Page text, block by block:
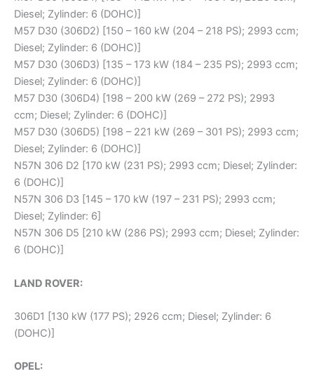
Diesel; Zylinder: 6 (DOHC)]
M57 D30 (306D2) [150 – 160 kW (204 – 218 PS); 2993 ccm;
Diesel; Zylinder: 6 (DOHC)]
M57 D30 (306D3) [135 – 173 kW (184 – 235 PS); 2993 ccm;
Diesel; Zylinder: 6 (DOHC)]
M57 D30 (306D4) [198 – 200 kW (269 – 272 PS); 2993
ccm; Diesel; Zylinder: 6 (DOHC)]
M57 D30 (306D5) [198 – 221 kW (269 – 301 PS); 2993 ccm;
Diesel; Zylinder: 6 (DOHC)]
N57N 306 D2 [170 kW (231 PS); 2993 ccm; Diesel; Zylinder:
6 (DOHC)]
N57N 306 D3 [145 – 170 kW (197 – 231 PS); 2993 ccm;
Diesel; Zylinder: 6]
N57N 306 D5 [210 kW (286 PS); 2993 ccm; Diesel; Zylinder:
6 (DOHC)]
LAND ROVER:
306D1 [130 kW (177 PS); 2926 ccm; Diesel; Zylinder: 6
(DOHC)]
OPEL: